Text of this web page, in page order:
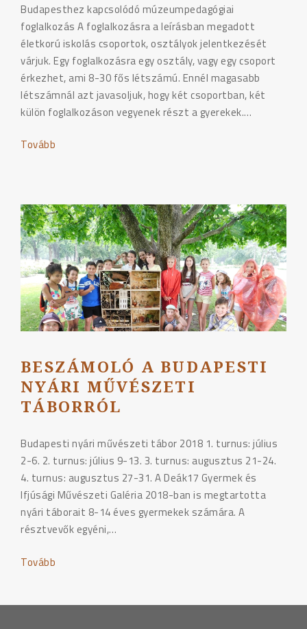
Budapesthez kapcsolódó múzeumpedagógiai
foglalkozás A foglalkozásra a leírásban megadott
életkorú iskolás csoportok, osztályok jelentkezését
várjuk. Egy foglalkozásra egy osztály, vagy egy csoport
érkezhet, ami 8-30 fős létszámú. Ennél magasabb
létszámnál azt javasoljuk, hogy két csoportban, két
külön foglalkozáson vegyenek részt a gyerekek.…
Tovább
BESZÁMOLÓ A BUDAPESTI
NYÁRI MŰVÉSZETI
TÁBORRÓL
Budapesti nyári művészeti tábor 2018 1. turnus: július
2-6. 2. turnus: július 9-13. 3. turnus: augusztus 21-24.
4. turnus: augusztus 27-31. A Deák17 Gyermek és
Ifjúsági Művészeti Galéria 2018-ban is megtartotta
nyári táborait 8-14 éves gyermekek számára. A
résztvevők egyéni,…
Tovább